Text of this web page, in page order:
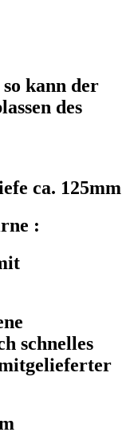
kann der
des
ca. 125mm
:
schnelles